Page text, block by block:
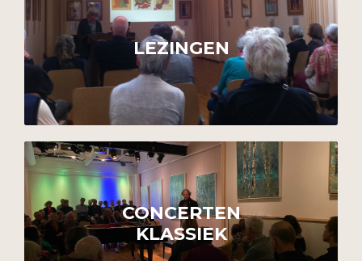
LEZINGEN
CONCERTEN
KLASSIEK